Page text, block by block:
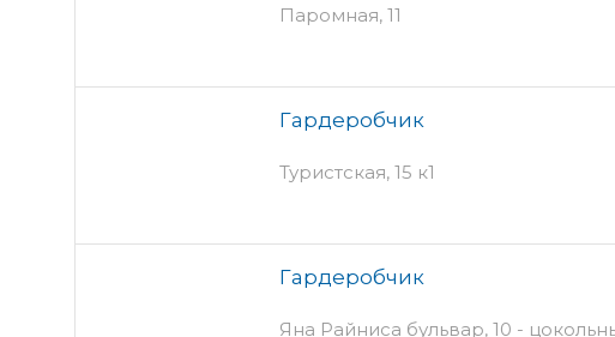
Паромная, 11
Гардеробчик
Туристская, 15 к1
Гардеробчик
Яна Райниса бульвар, 10 -